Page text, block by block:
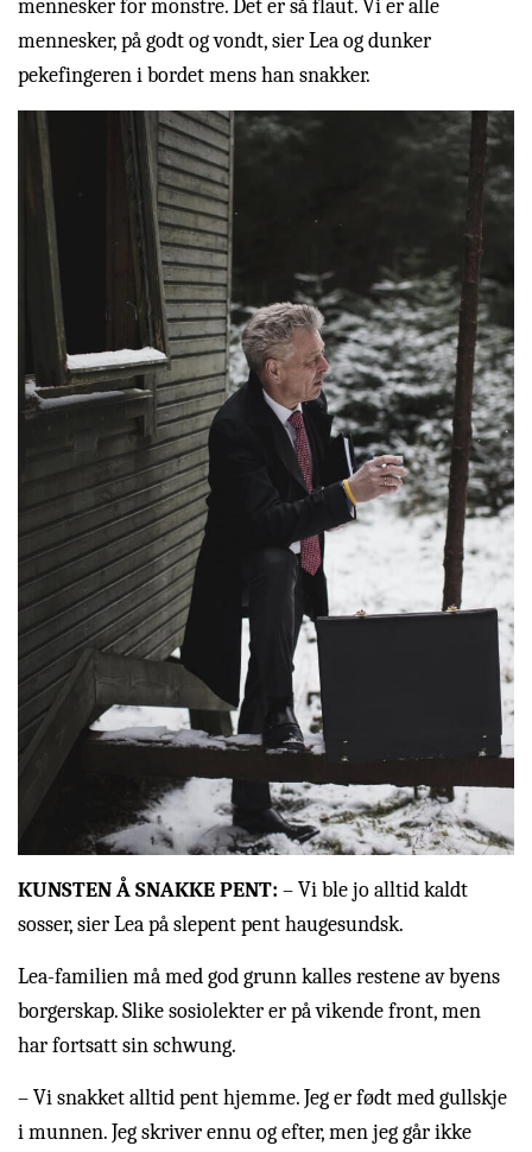
mennesker for monstre. Det er så flaut. Vi er alle
mennesker, på godt og vondt, sier Lea og dunker
pekefingeren i bordet mens han snakker.
KUNSTEN Å SNAKKE PENT: – Vi ble jo alltid kaldt
sosser, sier Lea på slepent pent haugesundsk.
Lea-familien må med god grunn kalles restene av byens
borgerskap. Slike sosiolekter er på vikende front, men
har fortsatt sin schwung.
– Vi snakket alltid pent hjemme. Jeg er født med gullskje
i munnen. Jeg skriver ennu og efter, men jeg går ikke